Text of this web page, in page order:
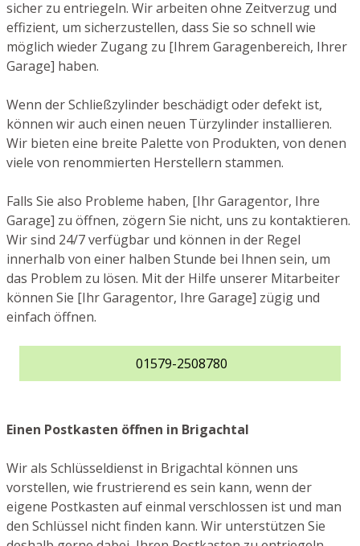
sicher zu entriegeln. Wir arbeiten ohne Zeitverzug und
effizient, um sicherzustellen, dass Sie so schnell wie
möglich wieder Zugang zu [Ihrem Garagenbereich, Ihrer
Garage] haben.
Wenn der Schließzylinder beschädigt oder defekt ist,
können wir auch einen neuen Türzylinder installieren.
Wir bieten eine breite Palette von Produkten, von denen
viele von renommierten Herstellern stammen.
Falls Sie also Probleme haben, [Ihr Garagentor, Ihre
Garage] zu öffnen, zögern Sie nicht, uns zu kontaktieren.
Wir sind 24/7 verfügbar und können in der Regel
innerhalb von einer halben Stunde bei Ihnen sein, um
das Problem zu lösen. Mit der Hilfe unserer Mitarbeiter
können Sie [Ihr Garagentor, Ihre Garage] zügig und
einfach öffnen.
01579-2508780
Einen Postkasten öffnen in Brigachtal
Wir als Schlüsseldienst in Brigachtal können uns
vorstellen, wie frustrierend es sein kann, wenn der
eigene Postkasten auf einmal verschlossen ist und man
den Schlüssel nicht finden kann. Wir unterstützen Sie